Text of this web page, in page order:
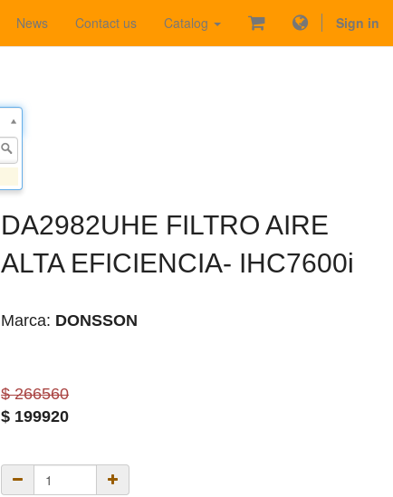
News Contact us Catalog Sign in
DA2982UHE FILTRO AIRE
ALTA EFICIENCIA- IHC7600i
Marca: DONSSON
$ 266560
$ 199920